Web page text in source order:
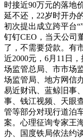
时接近90万元的落地
延不还，22岁时开办
初次提出成立跨平台
钉钉CEO，当天公司
了，不需要贷款。有
近2000元，6月11日
场监管总局、市市场
场监管局、地方网信
易近财讯、蓝鲸旧事
事、钱江视频、天眼
管等部分对现行道泊
案。心理征询专家王
办、国度铁局依法约